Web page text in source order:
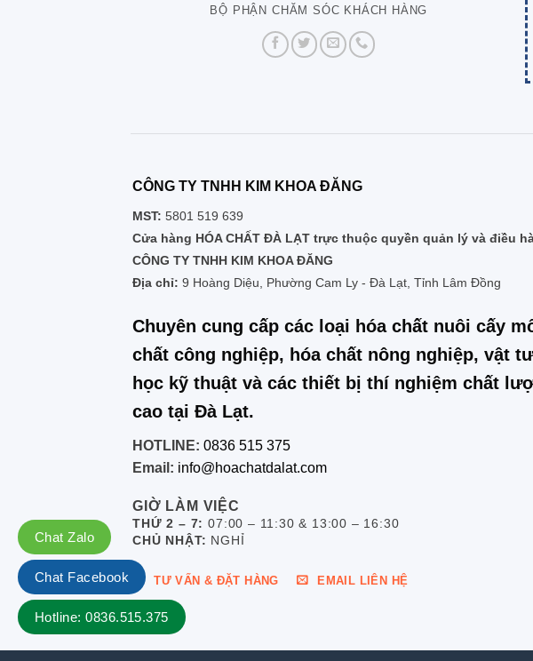
Chat Zalo
Chat Facebook
Hotline: 0836.515.375
BỘ PHẬN CHĂM SÓC KHÁCH HÀNG
CÔNG TY TNHH KIM KHOA ĐĂNG
MST: 5801 519 639
Cửa hàng HÓA CHẤT ĐÀ LẠT trực thuộc quyền quản lý và điều
CÔNG TY TNHH KIM KHOA ĐĂNG
Địa chỉ: 9 Hoàng Diệu, Phường Cam Ly - Đà Lạt, Tỉnh Lâm Đồng
Chuyên cung cấp các loại hóa chất nuôi cấy
chất công nghiệp, hóa chất nông nghiệp, vật
học kỹ thuật và các thiết bị thí nghiệm chất
cao tại Đà Lạt.
HOTLINE: 0836 515 375
Email: info@hoachatdalat.com
GIỜ LÀM VIỆC
THỨ 2 – 7:07:00 – 11:30 & 13:00 – 16:30
CHỦ NHẬT: NGHỈ
TƯ VẤN & ĐẶT HÀNG EMAIL LIÊN HỆ